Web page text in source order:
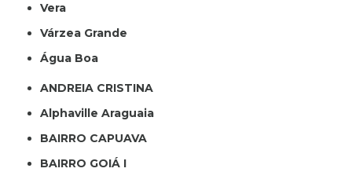
Vera
Várzea Grande
Água Boa
ANDREIA CRISTINA
Alphaville Araguaia
BAIRRO CAPUAVA
BAIRRO GOIÁ I